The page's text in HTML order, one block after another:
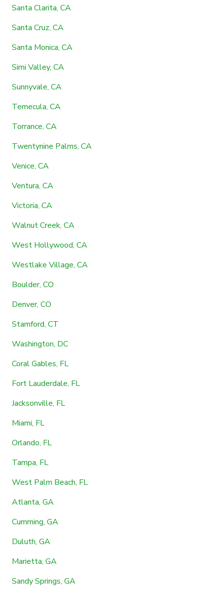
Santa Clarita, CA
Santa Cruz, CA
Santa Monica, CA
Simi Valley, CA
Sunnyvale, CA
Temecula, CA
Torrance, CA
Twentynine Palms, CA
Venice, CA
Ventura, CA
Victoria, CA
Walnut Creek, CA
West Hollywood, CA
Westlake Village, CA
Boulder, CO
Denver, CO
Stamford, CT
Washington, DC
Coral Gables, FL
Fort Lauderdale, FL
Jacksonville, FL
Miami, FL
Orlando, FL
Tampa, FL
West Palm Beach, FL
Atlanta, GA
Cumming, GA
Duluth, GA
Marietta, GA
Sandy Springs, GA